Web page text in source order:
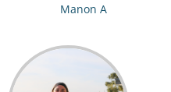
Manon A